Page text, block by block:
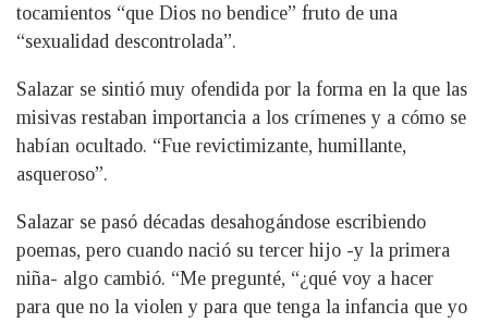
tocamientos “que Dios no bendice” fruto de una
“sexualidad descontrolada”.
Salazar se sintió muy ofendida por la forma en la que las
misivas restaban importancia a los crímenes y a cómo se
habían ocultado. “Fue revictimizante, humillante,
asqueroso”.
Salazar se pasó décadas desahogándose escribiendo
poemas, pero cuando nació su tercer hijo -y la primera
niña- algo cambió. “Me pregunté, “¿qué voy a hacer
para que no la violen y para que tenga la infancia que yo